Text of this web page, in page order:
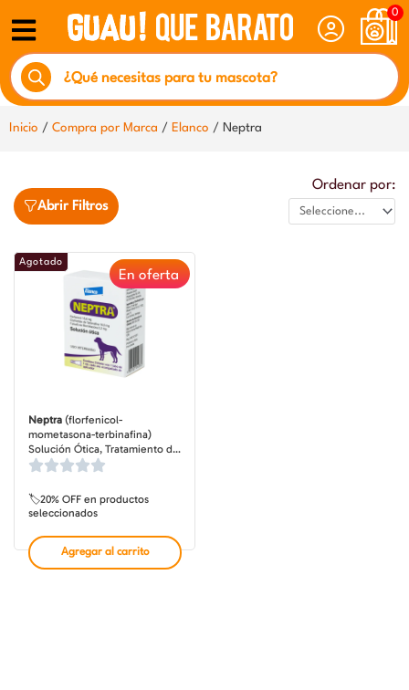
contenido
0
Búsqueda
de
productos
Inicio / Compra por Marca / Elanco / Neptra
Abrir Filtros
Ordenar por:
Neptra (florfenicol-
mometasona-terbinafina)
Solución Ótica, Tratamiento de
Otitis para Perros, 2 tubos de 1
Agotado
En oferta
🏷️20% OFF en productos
seleccionados
Agregar al carrito